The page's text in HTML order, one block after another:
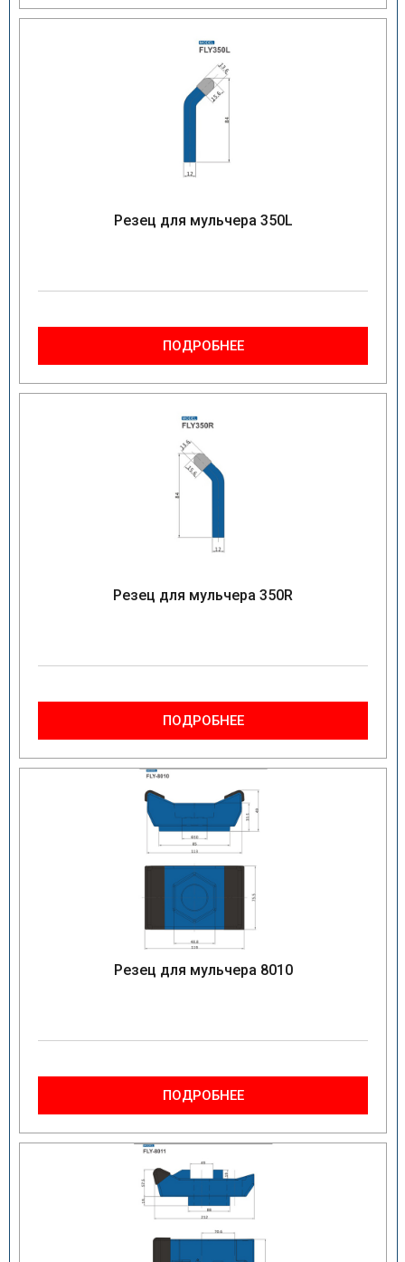
Резец для мульчера 350L
ПОДРОБНЕЕ
Резец для мульчера 350R
ПОДРОБНЕЕ
Резец для мульчера 8010
ПОДРОБНЕЕ